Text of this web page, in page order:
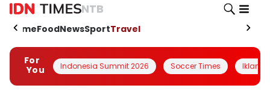
NTB
HomeFoodNewsSportTravel
For
You
Indonesia Summit 2026 Soccer Times Iklanin